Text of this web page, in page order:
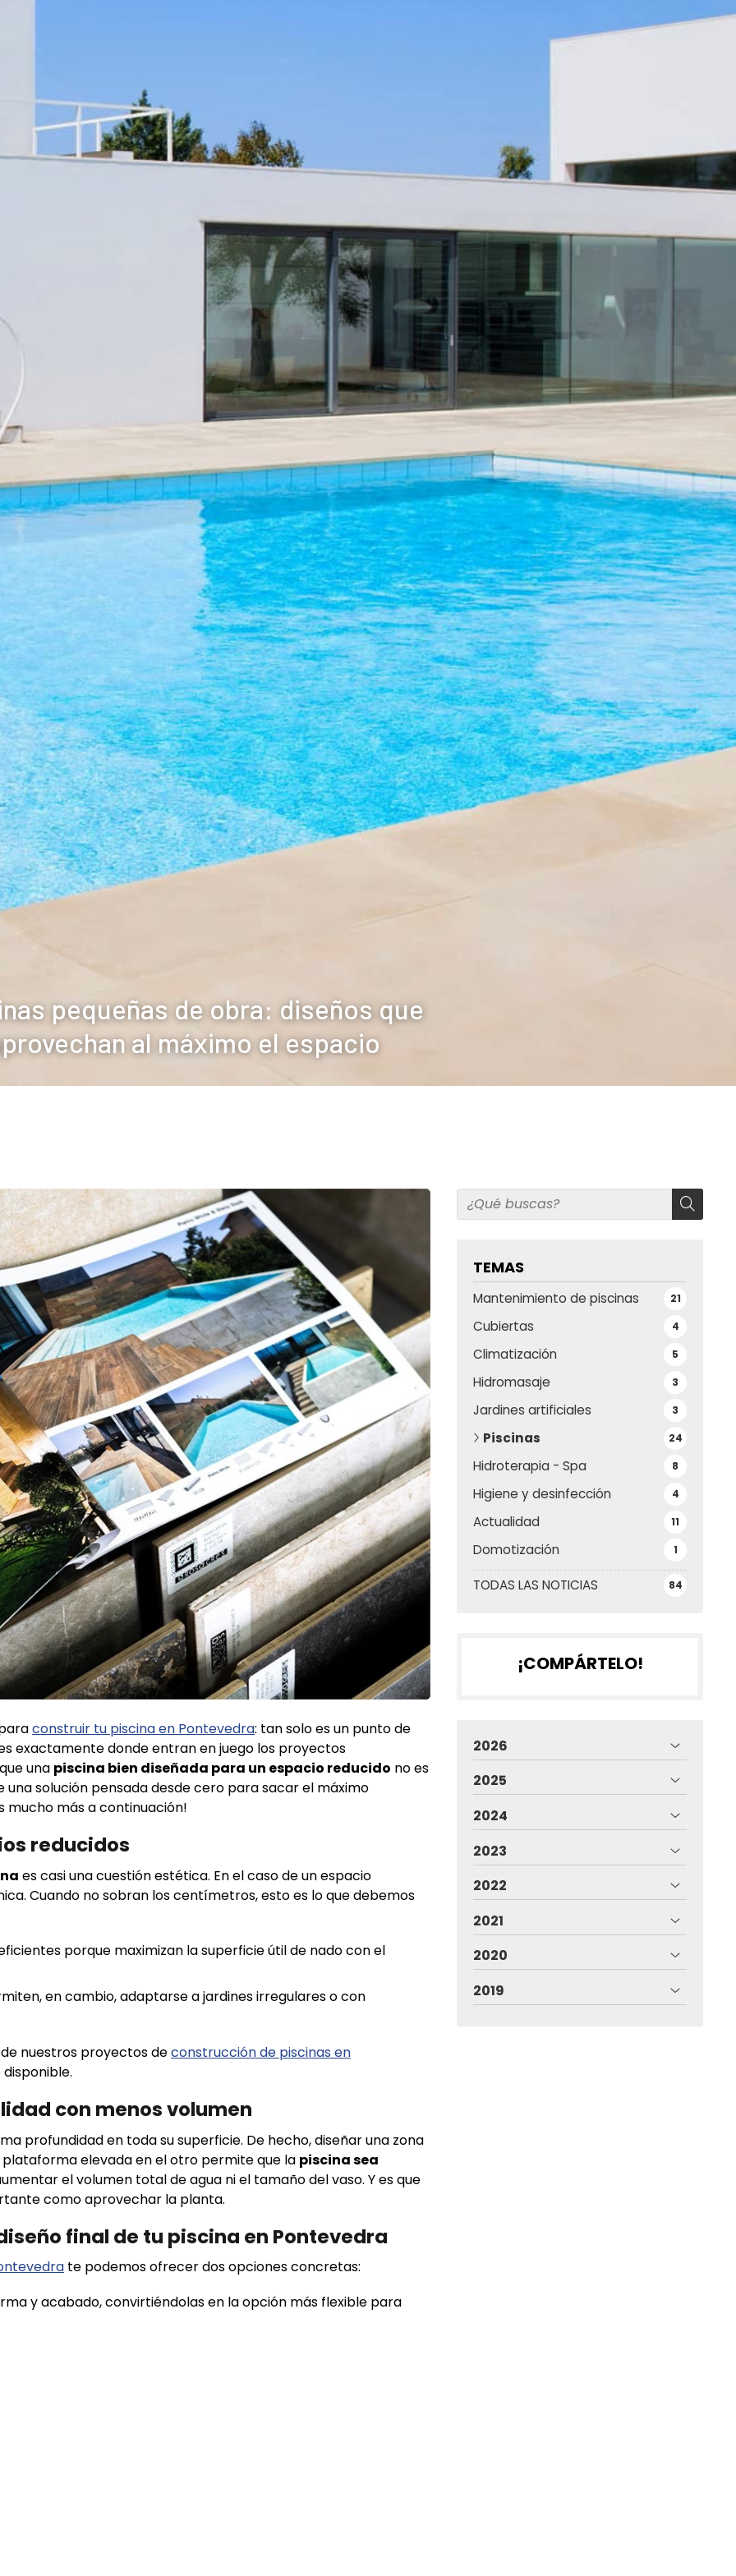
pequeñas de obra: diseños que
al máximo el espacio
TEMAS
TODAS LAS NOTICIAS 84
Mantenimiento de piscinas 21
Cubiertas 4
Climatización 5
Hidromasaje 3
Jardines artificiales 3
Piscinas 24
Hidroterapia - Spa 8
Higiene y desinfección 4
Actualidad 11
Domotización 1
construir tu piscina en Pontevedra: tan solo es un punto de
exactamente donde entran en juego los proyectos
una piscina bien diseñada para un espacio reducido no es
solución pensada desde cero para sacar el máximo
mucho más a continuación!
reducidos
es casi una cuestión estética. En el caso de un espacio
Cuando no sobran los centímetros, esto es lo que debemos
porque maximizan la superficie útil de nado con el
en cambio, adaptarse a jardines irregulares o con
nuestros proyectos deconstrucción de piscinas en
con menos volumen
profundidad en toda su superficie. De hecho, diseñar una zona
elevada en el otro permite que la piscina sea
el volumen total de agua ni el tamaño del vaso. Y es que
como aprovechar la planta.
final de tu piscina en Pontevedra
te podemos ofrecer dos opciones concretas:
y acabado, convirtiéndolas en la opción más flexible para
¡COMPÁRTELO!
2026
2025
2024
2023
2022
2021
2020
2019